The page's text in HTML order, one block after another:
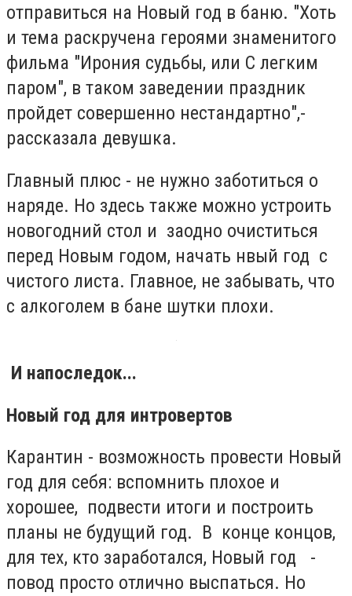
отправиться на Новый год в баню. "Хоть
и тема раскручена героями знаменитого
фильма "Ирония судьбы, или С легким
паром", в таком заведении праздник
пройдет совершенно нестандартно",-
рассказала девушка.
Главный плюс - не нужно заботиться о
наряде. Но здесь также можно устроить
новогодний стол и заодно очиститься
перед Новым годом, начать нвый год с
чистого листа. Главное, не забывать, что
с алкоголем в бане шутки плохи.
И напоследок...
Новый год для интровертов
Карантин - возможность провести Новый
год для себя: вспомнить плохое и
хорошее, подвести итоги и построить
планы не будущий год. В конце концов,
для тех, кто заработался, Новый год -
повод просто отлично выспаться. Но